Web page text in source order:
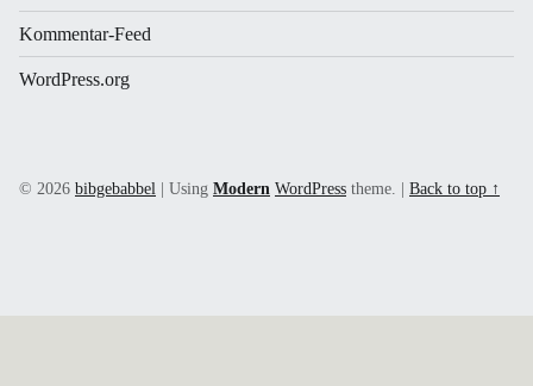
Kommentar-Feed
WordPress.org
© 2026 bibgebabbel | Using Modern WordPress theme. | Back to top ↑